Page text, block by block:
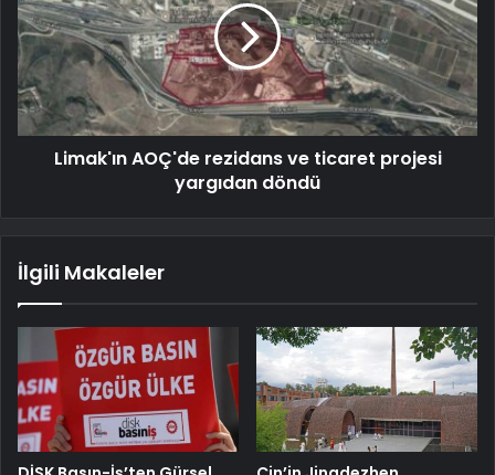
Limak'ın AOÇ'de rezidans ve ticaret projesi
yargıdan döndü
İlgili Makaleler